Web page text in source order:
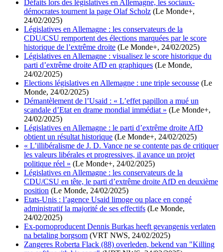
Défaits lors des législatives en Allemagne, les sociaux-
démocrates tournent la page Olaf Scholz (Le Monde+,
24/02/2025)
Législatives en Allemagne : les conservateurs de la
CDU/CSU remportent des élections marquées par le score
historique de l’extrême droite (Le Monde+, 24/02/2025)
Législatives en Allemagne : visualisez le score historique du
parti d’extrême droite AfD en graphiques (Le Monde,
24/02/2025)
Elections législatives en Allemagne : une triple secousse (Le
Monde, 24/02/2025)
Démantèlement de l’Usaid : « L’effet papillon a mué un
scandale d’Etat en drame mondial immédiat » (Le Monde+,
24/02/2025)
Législatives en Allemagne : le parti d’extrême droite AfD
obtient un résultat historique (Le Monde+, 24/02/2025)
« L’illibéralisme de J. D. Vance ne se contente pas de critiquer
les valeurs libérales et progressives, il avance un projet
politique réel » (Le Monde+, 24/02/2025)
Législatives en Allemagne : les conservateurs de la
CDU/CSU en tête, le parti d’extrême droite AfD en deuxième
position (Le Monde, 24/02/2025)
Etats-Unis : l’agence Usaid limoge ou place en congé
administratif la majorité de ses effectifs (Le Monde,
24/02/2025)
Ex-pornoproducent Dennis Burkas heeft gevangenis verlaten
na betaling borgsom (VRT NWS, 24/02/2025)
Zangeres Roberta Flack (88) overleden, bekend van "Killing